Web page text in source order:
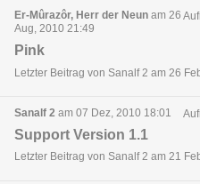
Er-Mûrazôr, Herr der Neun am 26
Aug, 2010 21:49
Pink
Letzter Beitrag von Sanalf 2 am 26
Sanalf 2 am 07 Dez, 2010 18:01
Support Version 1.1
Letzter Beitrag von Sanalf 2 am 21